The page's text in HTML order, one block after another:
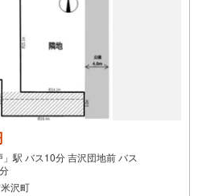
駅 バス10分 吉沢団地前 バス
分
沢町